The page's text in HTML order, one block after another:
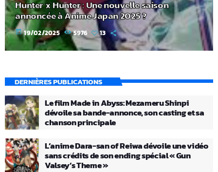
Hunter x Hunter : Une nouvelle saison
annoncée à Anime Japan 2025 ?
today 19/02/2025 5976 13
DERNIÈRES PUBLICATIONS
Le film Made in Abyss: Mezameru Shinpi
dévoile sa bande-annonce, son casting et sa
chanson principale
L’anime Dara-san of Reiwa dévoile une vidéo
sans crédits de son ending spécial « Gun
Valsey’s Theme »